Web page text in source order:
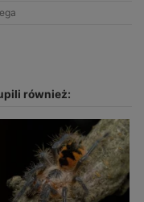
również: